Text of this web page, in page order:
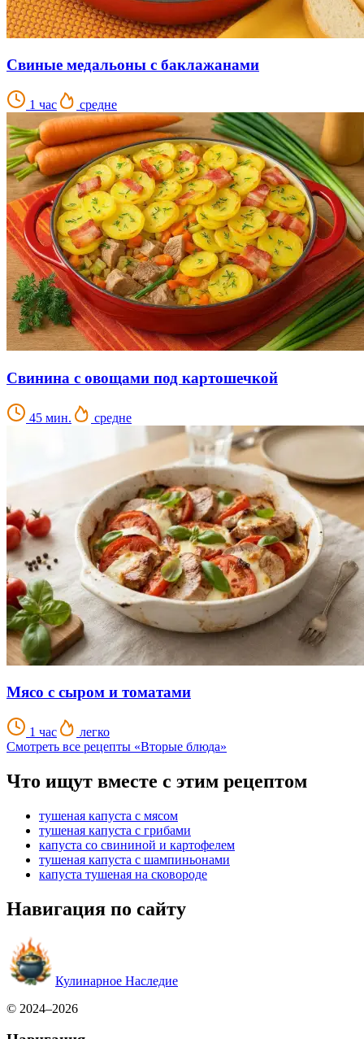
Свиные медальоны с баклажанами
1 час средне
Свинина с овощами под картошечкой
45 мин. средне
Мясо с сыром и томатами
1 час
легко
Смотреть все рецепты «Вторые блюда»
Что ищут вместе с этим рецептом
тушеная капуста с мясом
тушеная капуста с грибами
капуста со свининой и картофелем
тушеная капуста с шампиньонами
капуста тушеная на сковороде
Навигация по сайту
Кулинарное Наследие
© 2024–2026